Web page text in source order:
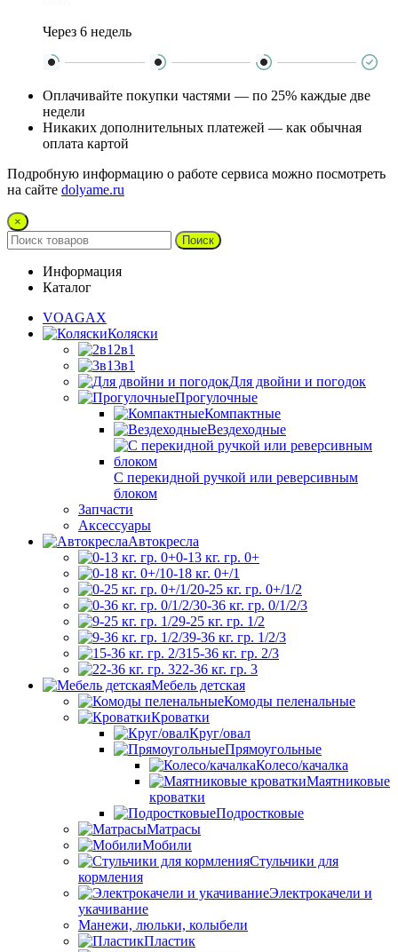
Через 6 недель
Оплачивайте покупки частями — по 25% каждые две
недели
Никаких дополнительных платежей — как обычная
оплата картой
Подробную информацию о работе сервиса можно посмотреть
на сайте dolyame.ru
×
Поиск
Информация
Каталог
VOAGAX
Коляски
2в1
3в1
Для двойни и погодок
Прогулочные
Компактные
Вездеходные
С перекидной ручкой или реверсивным
блоком
Запчасти
Аксессуары
Автокресла
0-13 кг. гр. 0+
0-18 кг. 0+/1
0-25 кг. гр. 0+/1/2
0-36 кг. гр. 0/1/2/3
9-25 кг. гр. 1/2
9-36 кг. гр. 1/2/3
15-36 кг. гр. 2/3
22-36 кг. гр. 3
Мебель детская
Комоды пеленальные
Кроватки
Круг/овал
Прямоугольные
Колесо/качалка
Маятниковые
кроватки
Подростковые
Матрасы
Мобили
Стульчики для
кормления
Электрокачели и
укачивание
Манежи, люльки, колыбели
Пластик